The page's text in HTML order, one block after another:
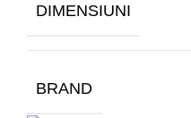
DIMENSIUNI
BRAND